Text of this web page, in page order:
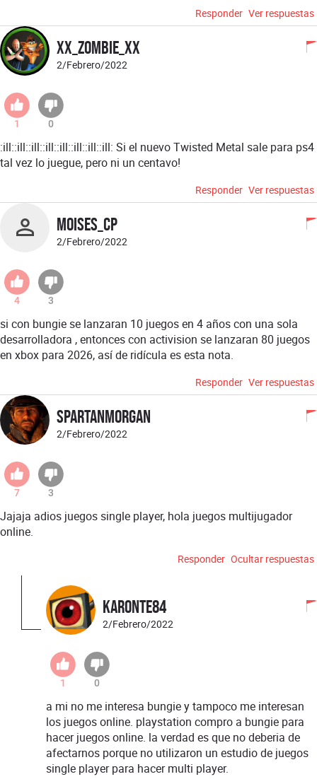
Responder Ver respuestas
Xx_ZOMBIE_xX
2/Febrero/2022
1 0
:ill::ill::ill::ill::ill::ill::ill::ill: Si el nuevo Twisted Metal sale para ps4
tal vez lo juegue, pero ni un centavo!
Responder Ver respuestas
Moises_Cp
2/Febrero/2022
4 3
si con bungie se lanzaran 10 juegos en 4 años con una sola
desarrolladora , entonces con activision se lanzaran 80 juegos
en xbox para 2026, así de ridícula es esta nota.
Responder Ver respuestas
spartanmorgan
2/Febrero/2022
7 3
Jajaja adios juegos single player, hola juegos multijugador
online.
Responder Ocultar respuestas
karonte84
2/Febrero/2022
1 0
a mi no me interesa bungie y tampoco me interesan
los juegos online. playstation compro a bungie para
hacer juegos online. la verdad es que no deberia de
afectarnos porque no utilizaron un estudio de juegos
single player para hacer multi player.